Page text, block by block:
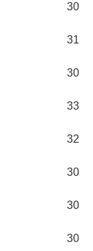
30
31
30
33
32
30
30
30